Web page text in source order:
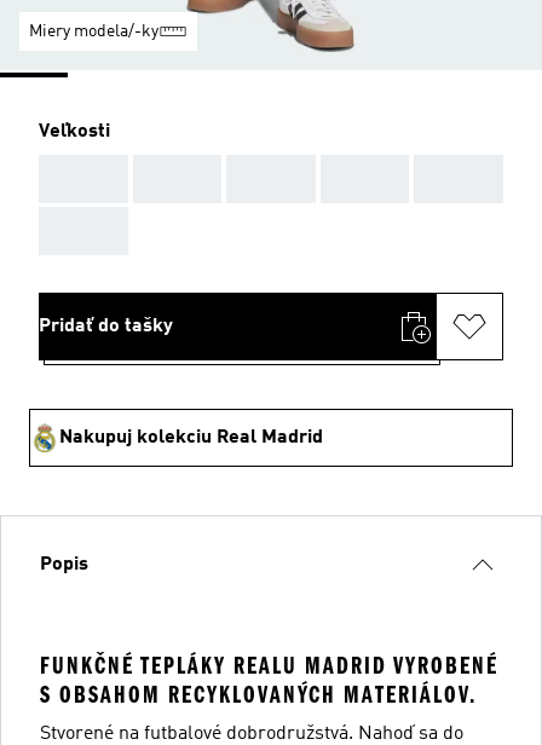
Miery modela/-ky
Veľkosti
Pridať do tašky
Nakupuj kolekciu Real Madrid
Popis
FUNKČNÉ TEPLÁKY REALU MADRID VYROBENÉ
S OBSAHOM RECYKLOVANÝCH MATERIÁLOV.
Stvorené na futbalové dobrodružstvá. Nahoď sa do